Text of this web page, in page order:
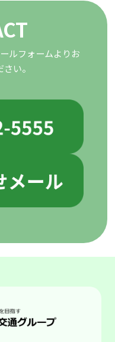
ルフォームよりお
い。